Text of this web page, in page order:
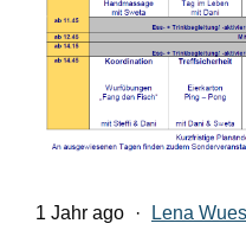
1 Jahr ago · Lena